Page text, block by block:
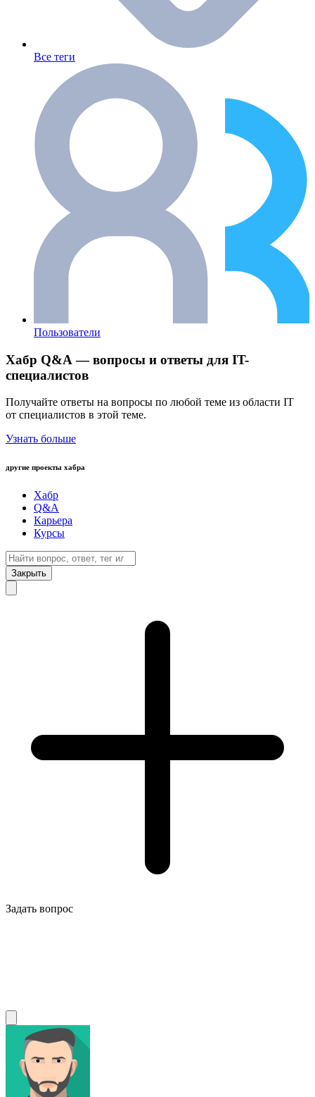
Все теги
Пользователи
Хабр Q&A — вопросы и ответы для IT-
специалистов
Получайте ответы на вопросы по любой теме из области IT
от специалистов в этой теме.
Узнать больше
другие проекты хабра
Хабр
Q&A
Карьера
Курсы
Закрыть
Задать вопрос